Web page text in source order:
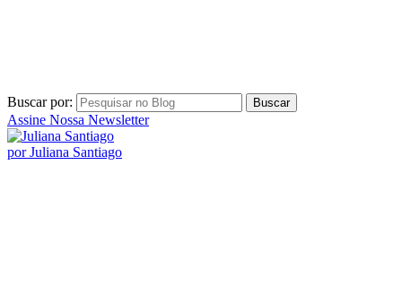
Buscar por:
Assine Nossa Newsletter
por Juliana Santiago